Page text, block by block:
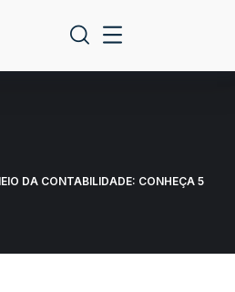
DA CONTABILIDADE: CONHEÇA 5